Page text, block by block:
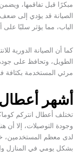
مبكرًا قبل تفاقمها،
الصيانة قد يؤدي إلى
الباب، مما يؤثر سلبًا على
كما أن الصيانة الدورية
الطويل، وتحافظ على
مرئي المستخدمة بكثافة
أشهر
تختلف أعطال انتركم
وجودة التوصيلات، إلا أن
لدى معظم المستخدمين،
بشكل يومي في المنازل